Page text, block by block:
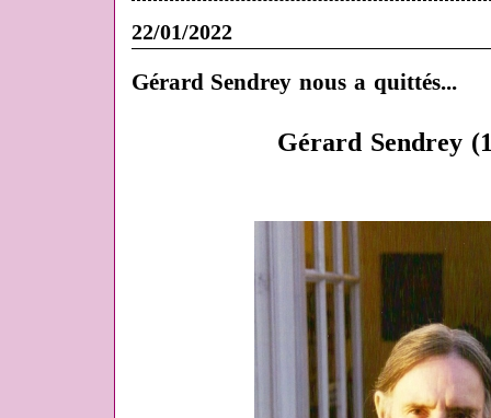
22/01/2022
Gérard Sendrey nous a quittés...
Gérard Sendrey